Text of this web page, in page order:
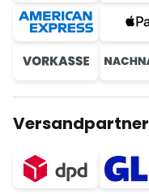
Versandpartner